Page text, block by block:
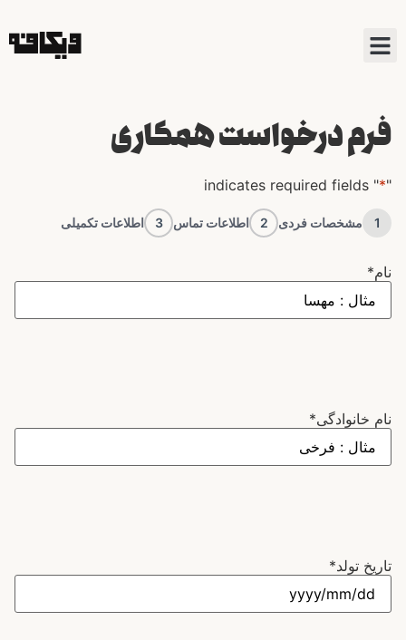
فرم درخواست همکاری
"
*
" indicates required fields
1 مشخصات فردی 2 اطلاعات تماس 3 اطلاعات تکمیلی
نام*
نام خانوادگی*
تاریخ تولد*